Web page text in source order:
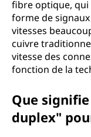
fibre optique,
forme de
vitesses
cuivre
vitesse des
fonction de la
Que
duplex"